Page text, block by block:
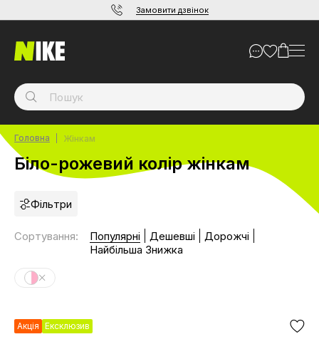
Замовити дзвінок
Головна Жінкам
Біло-рожевий колір жінкам
Фільтри
Сортування: Популярні Дешевші
Дорожчі
Найбільша Знижка
Акція Ексклюзив